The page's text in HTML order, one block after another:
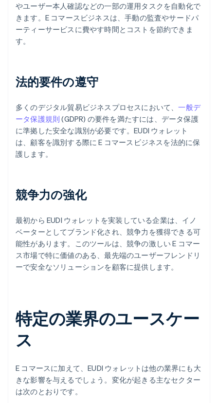
やユーザー本人確認などの一部の運用タスクを自動化で
きます。E コマースビジネスは、手動の監査やサードパ
ーティーサービスに費やす時間とコストを節約できま
す。
法的要件の遵守
多くのデジタル貿易ビジネスプロセスにおいて、一般デ
ータ保護規則 (GDPR) の要件を満たすには、データ保護
に準拠した安全な識別が必要です。EUDI ウォレット
は、顧客を識別する際に E コマースビジネスを法的に保
護します。
競争力の強化
最初から EUDI ウォレットを実装している企業は、イノ
ベーターとしてブランド化され、競争力を獲得できる可
能性があります。このツールは、競争の激しい E コマー
ス市場で特に価値のある、最先端のユーザーフレンドリ
ーで安全なソリューションを顧客に提供します。
特定の業界のユースケー
ス
E コマースに加えて、EUDI ウォレットは他の業界にも大
きな影響を与えるでしょう。変化が起きる主なセクター
は次のとおりです。